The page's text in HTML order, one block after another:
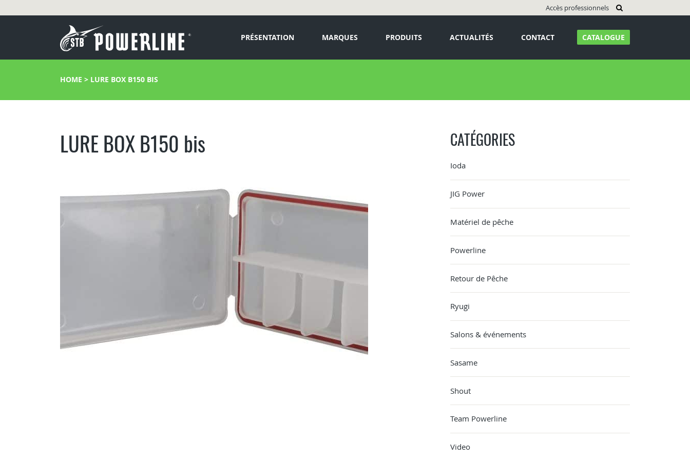
Accès professionnels
PRÉSENTATION MARQUES PRODUITS ACTUALITÉS CONTACT CATALOGUE
HOME > LURE BOX B150 BIS
LURE BOX B150 bis CATÉGORIES
Ioda
JIG Power
Matériel de pêche
Powerline
Retour de Pêche
Ryugi
Salons & événements
Sasame
Shout
Team Powerline
Video